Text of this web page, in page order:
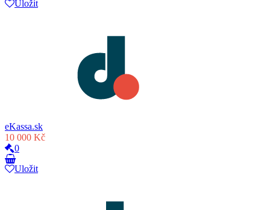
Uložit
eKassa.sk
10 000 Kč
0
Uložit